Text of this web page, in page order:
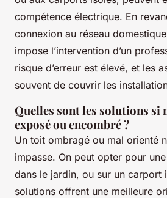
compétence électrique. En
connexion au réseau
impose l’intervention d’un
risque d’erreur est élevé, et les
souvent de couvrir les
Quelles sont les solutions si
exposé ou encombré ?
Un toit ombragé ou mal orienté
impasse. On peut opter pour
dans le jardin, ou sur un carport
solutions offrent une meilleure